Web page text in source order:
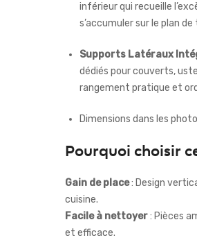
inférieur qui recueille
s’accumuler sur le plan
Supports Latéraux
dédiés pour couverts,
rangement pratique et
Dimensions dans les
Pourquoi choisir
Gain de place: Design
cuisine.
Facile à nettoyer: Pièces
et efficace.